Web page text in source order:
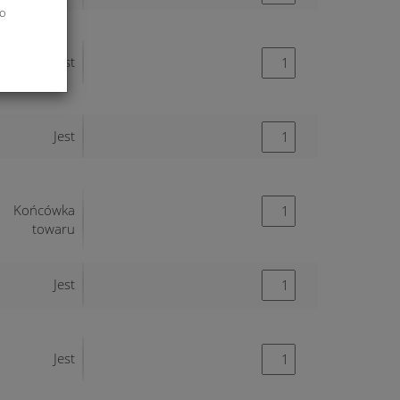
Jest
Jest
Końcówka
towaru
Jest
Jest